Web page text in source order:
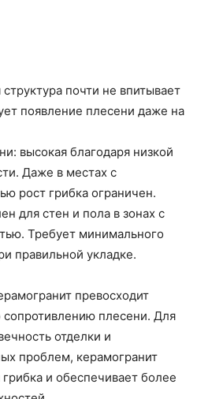
почти не впитывает
появление плесени даже на
высокая благодаря низкой
Даже в местах с
рост грибка ограничен.
для стен и пола в зонах с
Требует минимального
правильной укладке.
превосходит
плесени. Для
отделки и
проблем, керамогранит
и обеспечивает более